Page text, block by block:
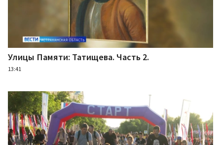
Улицы Памяти: Татищева. Часть 2.
13:41